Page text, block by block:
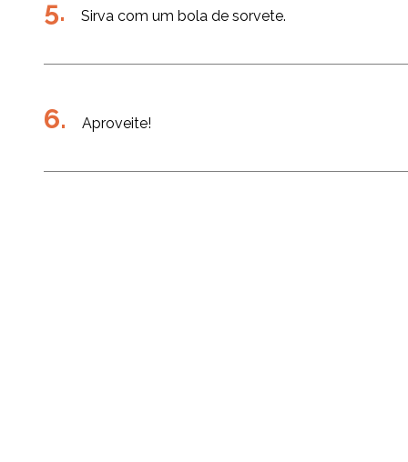
Sirva com um bola de sorvete.
Aproveite!